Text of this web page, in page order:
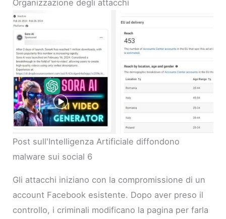
Organizzazione degli attacchi
Post sull'Intelligenza Artificiale diffondono
malware sui social 6
Gli attacchi iniziano con la compromissione di un
account Facebook esistente. Dopo aver preso il
controllo, i criminali modificano la pagina per farla